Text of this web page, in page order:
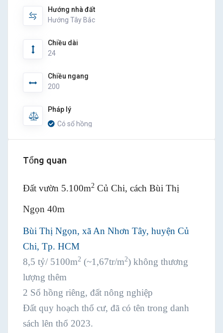
Pháp lý
Có sổ hồng
Hướng nhà đất
Hướng Tây Bắc
Chiều dài
24
Chiều ngang
200
Tổng quan
Đất vườn 5.100m2 Củ Chi, cách Bùi Thị
Ngọn 40m
Bùi Thị Ngọn, xã An Nhơn Tây, huyện Củ
Chi, Tp. HCM
8,5 tỷ/ 5100m2 (~1,67tr/m2) không thương
lượng thêm
2 Sổ hồng riêng, đất nông nghiệp
Đất quy hoạch thổ cư, đã có tên trong danh
sách lên thổ 2023.